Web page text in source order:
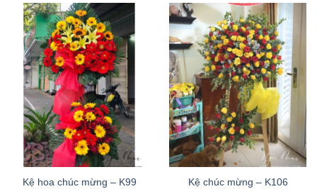
Kệ hoa chúc mừng – K99
Kệ chúc mừng – K106